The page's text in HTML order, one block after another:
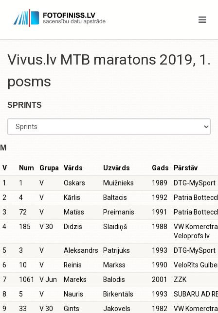
Vivus.lv MTB maratons 2019, 1.
posms
SPRINTS
M
V Num Grupa Vārds Uzvārds Gads
Pārstāv
1
1 V Oskars Muižnieks 1989
DTG-MySport
2
4 V Kārlis Baltacis 1992
Patria
3
72 V Matīss Preimanis 1991
Patria
4
185 V 30 Didzis Slaidiņš 1988
VW
Veloprofs.lv
5
3 V Aleksandrs Patrijuks 1993
DTG-MySport
6
10 V Reinis Markss 1990
VeloRīts
7
1061 V Jun Mareks Balodis 2001
ZZK
8
5 V Nauris Birkentāls 1993
SUBARU AD
9
33 V 30 Gints Jakovels 1982
VW